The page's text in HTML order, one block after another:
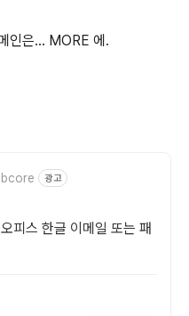
인은... MORE 에.
광고
피스 한글 이메일 또는 패